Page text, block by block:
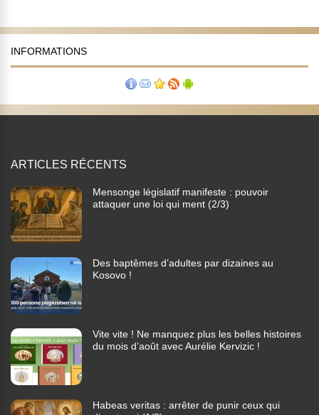
INFORMATIONS
ARTICLES RÉCENTS
Mensonge législatif manifeste : pouvoir
attaquer une loi qui ment (2/3)
Des baptêmes d’adultes par dizaines au
Kosovo !
Vite vite ! Ne manquez plus les belles histoires
du mois d’août avec Aurélie Kervizic !
Habeas veritas : arrêter de punir ceux qui